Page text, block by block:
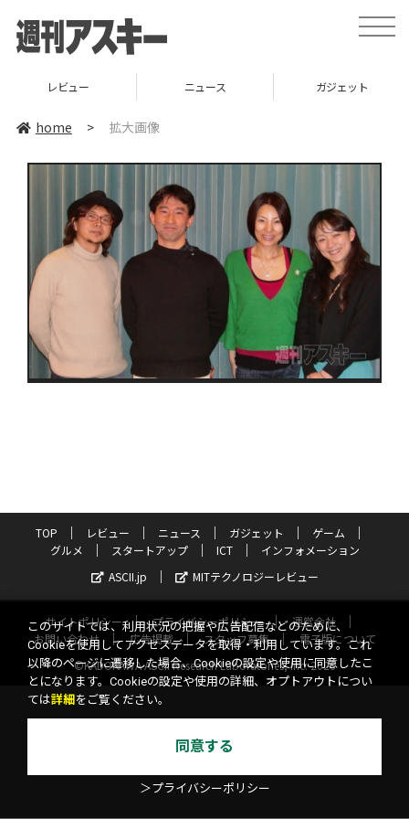
toggle
レビュー ニュース ガジェット
home > 拡大画像
TOP レビュー ニュース ガジェット
ゲーム
グルメ
スタートアップ ICT
インフォメーション
ASCII.jp
MITテクノロジーレビュー
サイトポリシー プライバシーポリシー
運営会社
お問い合わせ
広告掲載 スタッフ募集
電子版について
©KADOKAWA ASCII Research Laboratories, Inc. 2026
このサイトでは、利用状況の把握や広告配信などのために、
Cookieを使用してアクセスデータを取得・利用しています。これ
以降のページに遷移した場合、Cookieの設定や使用に同意したこ
とになります。Cookieの設定や使用の詳細、オプトアウトについ
ては詳細 をご覧ください。
同意する
＞プライバシーポリシー